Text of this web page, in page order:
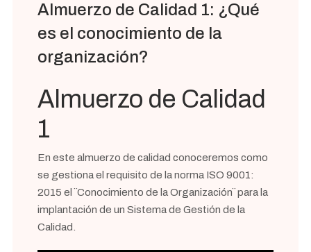
Almuerzo de Calidad 1: ¿Qué
es el conocimiento de la
organización?
Almuerzo de Calidad
1
En este almuerzo de calidad conoceremos como
se gestiona el requisito de la norma ISO 9001:
2015 el ¨Conocimiento de la Organización¨ para la
implantación de un Sistema de Gestión de la
Calidad.